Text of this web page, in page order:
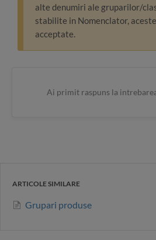
alte denumiri ale gruparilor/
stabilite in Nomenclator,
acceptate.
Ai primit raspuns la
ARTICOLE SIMILARE
Grupari produse